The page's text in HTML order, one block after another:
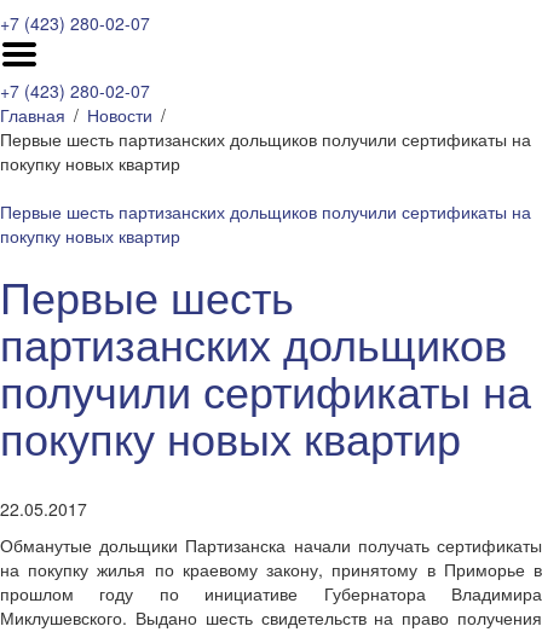
+7 (423) 280-02-07
+7 (423) 280-02-07
Главная
Новости
Первые шесть партизанских дольщиков получили сертификаты на
покупку новых квартир
Первые шесть партизанских дольщиков получили сертификаты на
покупку новых квартир
Первые шесть
партизанских дольщиков
получили сертификаты на
покупку новых квартир
22.05.2017
Обманутые дольщики Партизанска начали получать сертификаты
на покупку жилья по краевому закону, принятому в Приморье в
прошлом году по инициативе Губернатора Владимира
Миклушевского. Выдано шесть свидетельств на право получения